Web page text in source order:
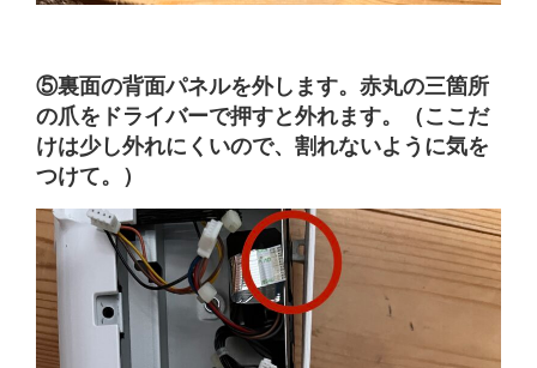
⑤裏面の背面パネルを外します。赤丸の三箇所
の爪をドライバーで押すと外れます。（ここだ
けは少し外れにくいので、割れないように気を
つけて。）